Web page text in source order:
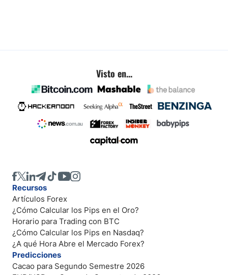
Visto en...
Recursos
Artículos Forex
¿Cómo Calcular los Pips en el Oro?
Horario para Trading con BTC
¿Cómo Calcular los Pips en Nasdaq?
¿A qué Hora Abre el Mercado Forex?
Predicciones
Cacao para Segundo Semestre 2026